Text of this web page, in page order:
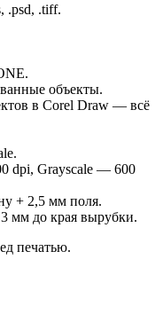
.psd, .tiff.
объекты.
в Corel Draw — всё
dpi, Grayscale — 600
+ 2,5 мм поля.
мм до края вырубки.
печатью.